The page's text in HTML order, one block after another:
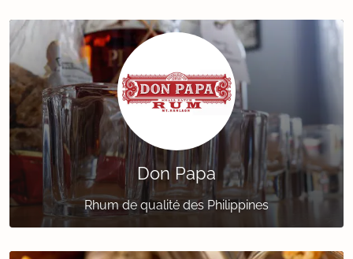
Don Papa
Rhum de qualité des Philippines